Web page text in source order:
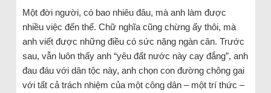
Một đời người, có bao nhiêu đâu, mà anh làm được
nhiều việc đến thế. Chữ nghĩa cũng chừng ấy thôi, mà
anh viết được những điều có sức nặng ngàn cân. Trước
sau, vẫn luôn thấy anh “yêu đất nước này cay đắng”, anh
đau đáu với dân tộc này, anh chọn con đường chông gai
với tất cả trách nhiệm của một công dân – một trí thức –